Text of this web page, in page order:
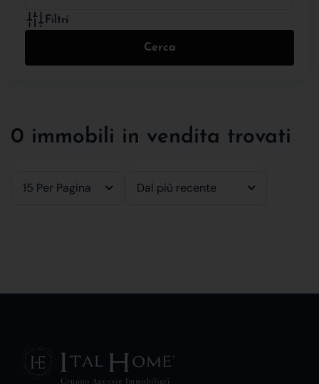
Filtri
Cerca
0 immobili in vendita trovati
15 Per Pagina Dal più recente